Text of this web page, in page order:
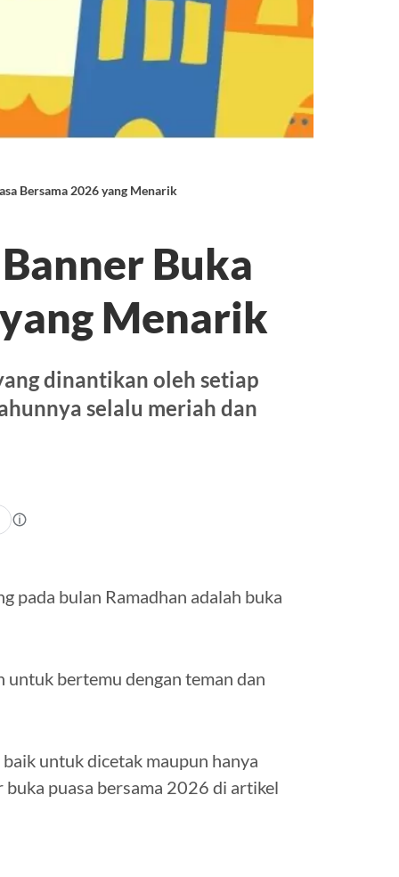
Bersama 2026 yang Menarik
Buka
Menarik
dinantikan oleh setiap
selalu meriah dan
pada bulan Ramadhan adalah buka
untuk bertemu dengan teman dan
untuk dicetak maupun hanya
puasa bersama 2026 di artikel